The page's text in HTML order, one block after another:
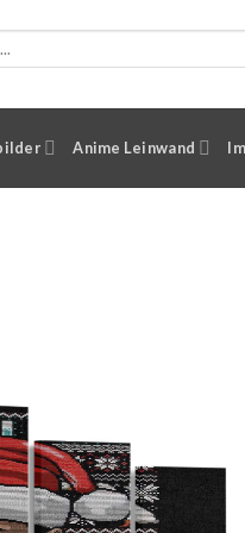
Anime Leinwand